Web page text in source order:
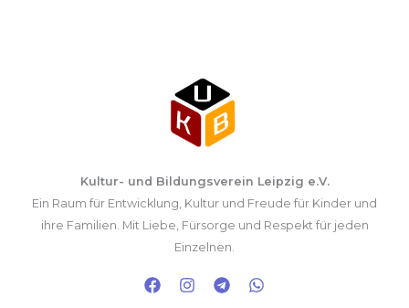
Kultur- und Bildungsverein Leipzig e.V.
Ein Raum für Entwicklung, Kultur und Freude für Kinder und
ihre Familien. Mit Liebe, Fürsorge und Respekt für jeden
Einzelnen.